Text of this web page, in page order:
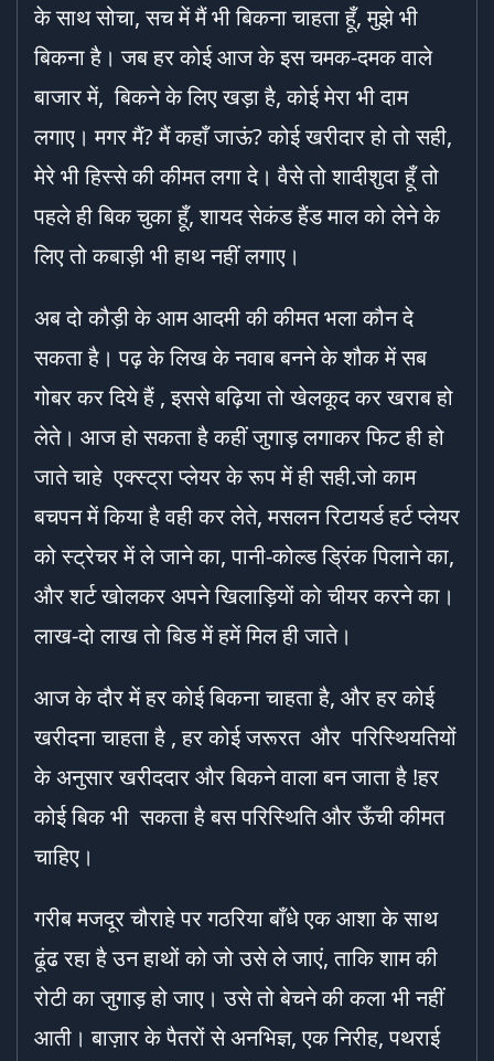
के साथ सोचा, सच में मैं भी बिकना चाहता हूँ, मुझे भी
बिकना है। जब हर कोई आज के इस चमक-दमक वाले
बाजार में, बिकने के लिए खड़ा है, कोई मेरा भी दाम
लगाए। मगर मैं? मैं कहाँ जाऊं? कोई खरीदार हो तो सही,
मेरे भी हिस्से की कीमत लगा दे। वैसे तो शादीशुदा हूँ तो
पहले ही बिक चुका हूँ, शायद सेकंड हैंड माल को लेने के
लिए तो कबाड़ी भी हाथ नहीं लगाए।
अब दो कौड़ी के आम आदमी की कीमत भला कौन दे
सकता है। पढ़ के लिख के नवाब बनने के शौक में सब
गोबर कर दिये हैं , इससे बढ़िया तो खेलकूद कर खराब हो
लेते। आज हो सकता है कहीं जुगाड़ लगाकर फिट ही हो
जाते चाहे एक्स्ट्रा प्लेयर के रूप में ही सही.जो काम
बचपन में किया है वही कर लेते, मसलन रिटायर्ड हर्ट प्लेयर
को स्ट्रेचर में ले जाने का, पानी-कोल्ड ड्रिंक पिलाने का,
और शर्ट खोलकर अपने खिलाड़ियों को चीयर करने का।
लाख-दो लाख तो बिड में हमें मिल ही जाते।
आज के दौर में हर कोई बिकना चाहता है, और हर कोई
खरीदना चाहता है , हर कोई जरूरत और परिस्थियतियों
के अनुसार खरीददार और बिकने वाला बन जाता है !हर
कोई बिक भी सकता है बस परिस्थिति और ऊँची कीमत
चाहिए।
गरीब मजदूर चौराहे पर गठरिया बाँधे एक आशा के साथ
ढूंढ रहा है उन हाथों को जो उसे ले जाएं, ताकि शाम की
रोटी का जुगाड़ हो जाए। उसे तो बेचने की कला भी नहीं
आती। बाज़ार के पैतरों से अनभिज्ञ, एक निरीह, पथराई